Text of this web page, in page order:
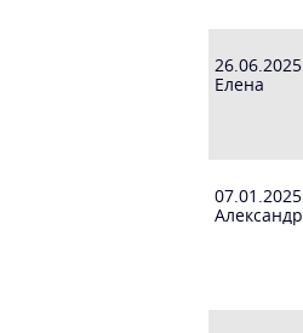
26.06.2025
Елена
07.01.2025
Александр